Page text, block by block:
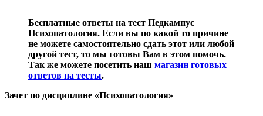
Бесплатные ответы на тест Педкампус
Психопатология. Если вы по какой то причине
не можете самостоятельно сдать этот или любой
другой тест, то мы готовы Вам в этом помочь.
Так же можете посетить наш магазин готовых
ответов на тесты.
Зачет по дисциплине «Психопатология»